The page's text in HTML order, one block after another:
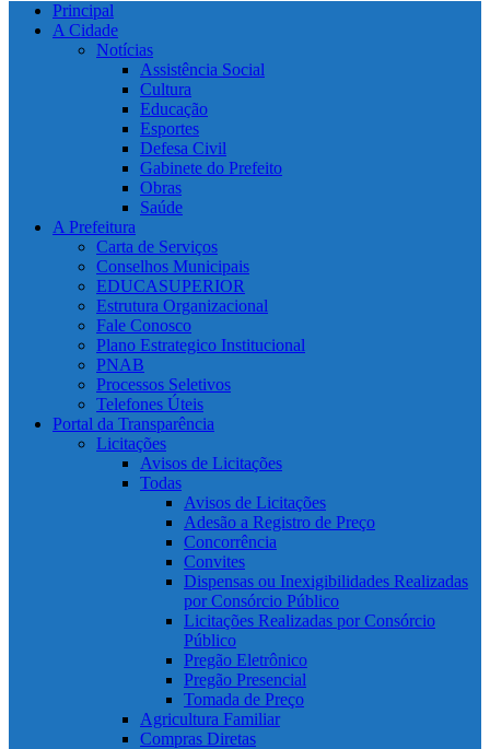
Principal
A Cidade
Notícias
Assistência Social
Cultura
Educação
Esportes
Defesa Civil
Gabinete do Prefeito
Obras
Saúde
A Prefeitura
Carta de Serviços
Conselhos Municipais
EDUCASUPERIOR
Estrutura Organizacional
Fale Conosco
Plano Estrategico Institucional
PNAB
Processos Seletivos
Telefones Úteis
Portal da Transparência
Licitações
Avisos de Licitações
Todas
Avisos de Licitações
Adesão a Registro de Preço
Concorrência
Convites
Dispensas ou Inexigibilidades Realizadas
por Consórcio Público
Licitações Realizadas por Consórcio
Público
Pregão Eletrônico
Pregão Presencial
Tomada de Preço
Agricultura Familiar
Compras Diretas